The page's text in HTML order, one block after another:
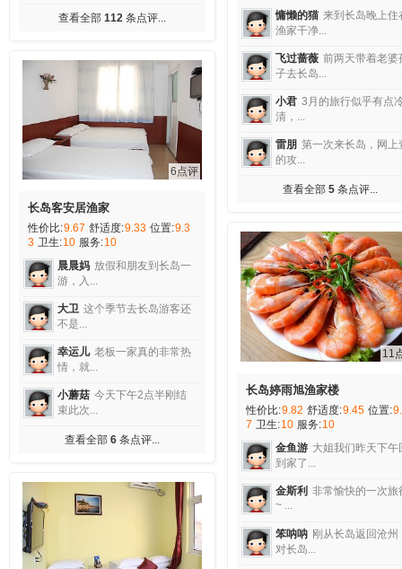
查看全部 112 条点评...
6点评
长岛客安居渔家
性价比:9.67 舒适度:9.33 位置:9.3
3 卫生:10 服务:10
晨晨妈 放假和朋友到长岛一
游，入...
大卫 这个季节去长岛游客还
不是...
幸运儿 老板一家真的非常热
情，就...
小蘑菇 今天下午2点半刚结
束此次...
查看全部 6 条点评...
慵懒的猫 来到长岛晚上住
渔家干净...
飞过蔷薇 前两天带着老婆
子去长岛...
小君 3月的旅行似乎有点
清，...
雷朋 第一次来长岛，网上
的攻...
查看全部 5 条点评...
11
长岛婷雨旭渔家楼
性价比:9.82 舒适度:9.45 位置:
7 卫生:10 服务:10
金鱼游 大姐我们昨天下午
到家了...
金斯利 非常愉快的一次旅
~ ...
笨呐呐 刚从长岛返回沧州
对长岛...